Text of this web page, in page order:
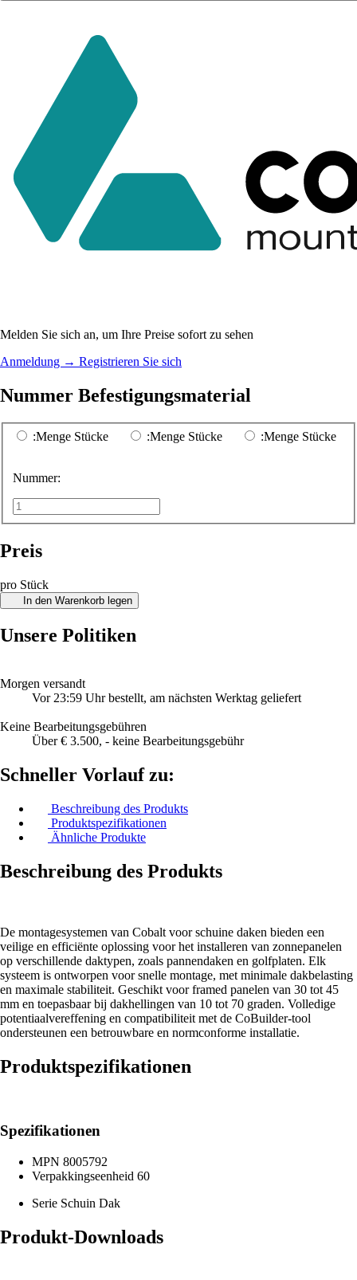
Melden Sie sich an, um Ihre Preise sofort zu sehen
Anmeldung → Registrieren Sie sich
Nummer Befestigungsmaterial
:Menge Stücke :Menge Stücke :Menge Stücke
Nummer:
Preis
pro Stück
In den Warenkorb legen
Unsere Politiken
Morgen versandt
Vor 23:59 Uhr bestellt, am nächsten Werktag geliefert
Keine Bearbeitungsgebühren
Über € 3.500, - keine Bearbeitungsgebühr
Schneller Vorlauf zu:
Beschreibung des Produkts
Produktspezifikationen
Ähnliche Produkte
Beschreibung des Produkts
De montagesystemen van Cobalt voor schuine daken bieden een
veilige en efficiënte oplossing voor het installeren van zonnepanelen
op verschillende daktypen, zoals pannendaken en golfplaten. Elk
systeem is ontworpen voor snelle montage, met minimale dakbelasting
en maximale stabiliteit. Geschikt voor framed panelen van 30 tot 45
mm en toepasbaar bij dakhellingen van 10 tot 70 graden. Volledige
potentiaalvereffening en compatibiliteit met de CoBuilder-tool
ondersteunen een betrouwbare en normconforme installatie.
Produktspezifikationen
Spezifikationen
MPN 8005792
Verpakkingseenheid 60
Serie Schuin Dak
Produkt-Downloads